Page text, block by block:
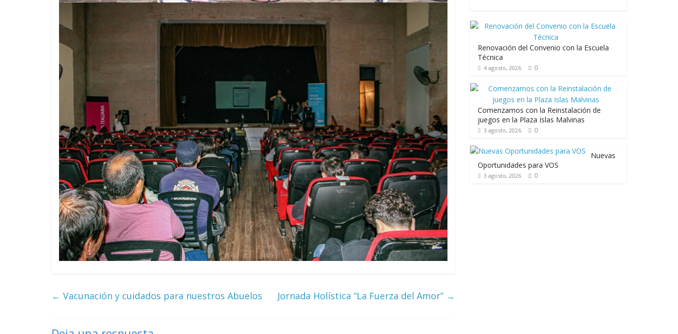
← Vacunación y cuidados para nuestros Abuelos Jornada Holística “La Fuerza del Amor” →
Renovación del Convenio con la Escuela
Técnica
4 agosto, 2026 0
Comenzamos con la Reinstalación de
juegos en la Plaza Islas Malvinas
3 agosto, 2026 0
Nuevas
Oportunidades para VOS
3 agosto, 2026 0